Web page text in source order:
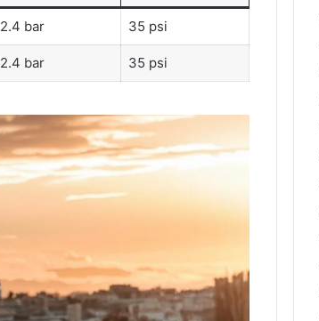
2.4 bar 35 psi
2.4 bar 35 psi